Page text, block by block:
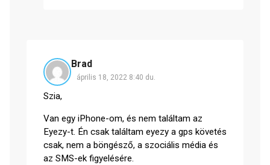
Brad
április 18, 2022 8:40 du.
Szia,
Van egy iPhone-om, és nem találtam az
Eyezy-t. Én csak találtam eyezy a gps követés
csak, nem a böngésző, a szociális média és
az SMS-ek figyelésére.